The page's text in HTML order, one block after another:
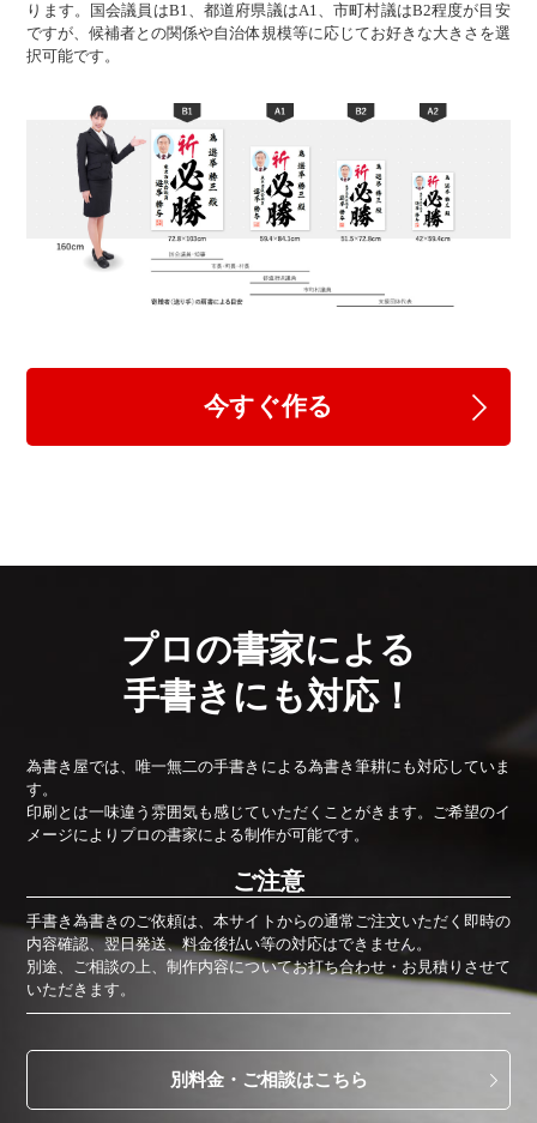
ります。国会議員はB1、都道府県議はA1、市町村議はB2程度が目安
ですが、候補者との関係や自治体規模等に応じてお好きな大きさを選
択可能です。
今すぐ作る
プロの書家による
手書きにも対応！
為書き屋では、唯一無二の手書きによる為書き筆耕にも対応していま
す。
印刷とは一味違う雰囲気も感じていただくことがきます。ご希望のイ
メージによりプロの書家による制作が可能です。
ご注意
手書き為書きのご依頼は、本サイトからの通常ご注文いただく即時の
内容確認、翌日発送、料金後払い等の対応はできません。
別途、ご相談の上、制作内容についてお打ち合わせ・お見積りさせて
いただきます。
別料金・ご相談はこちら